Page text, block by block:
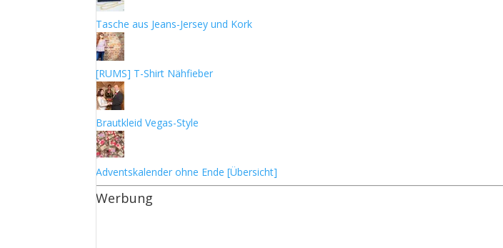
Tasche aus Jeans-Jersey und Kork
[RUMS] T-Shirt Nähfieber
Brautkleid Vegas-Style
Adventskalender ohne Ende [Übersicht]
Werbung